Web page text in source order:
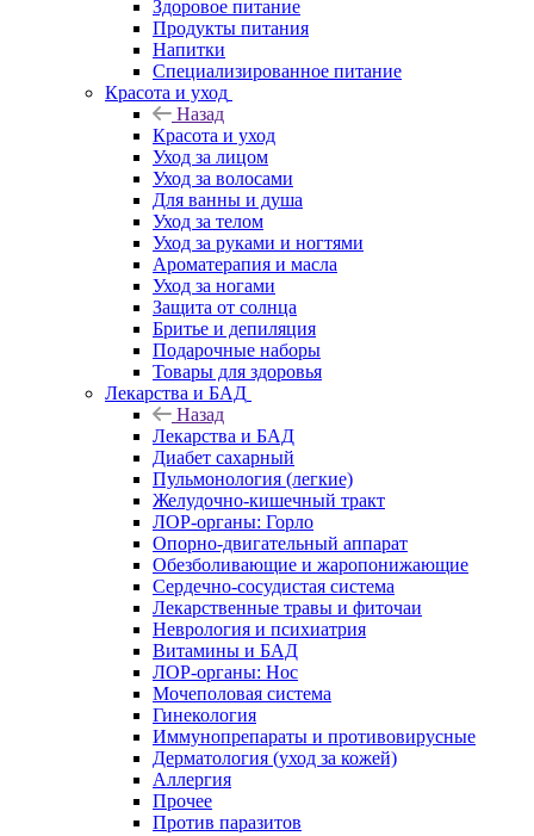
Здоровое питание
Продукты питания
Напитки
Специализированное питание
Красота и уход
Назад
Красота и уход
Уход за лицом
Уход за волосами
Для ванны и душа
Уход за телом
Уход за руками и ногтями
Ароматерапия и масла
Уход за ногами
Защита от солнца
Бритье и депиляция
Подарочные наборы
Товары для здоровья
Лекарства и БАД
Назад
Лекарства и БАД
Диабет сахарный
Пульмонология (легкие)
Желудочно-кишечный тракт
ЛОР-органы: Горло
Опорно-двигательный аппарат
Обезболивающие и жаропонижающие
Сердечно-сосудистая система
Лекарственные травы и фиточаи
Неврология и психиатрия
Витамины и БАД
ЛОР-органы: Нос
Мочеполовая система
Гинекология
Иммунопрепараты и противовирусные
Дерматология (уход за кожей)
Аллергия
Прочее
Против паразитов